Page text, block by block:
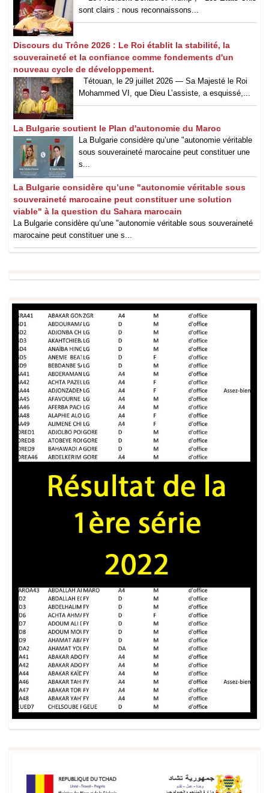
sont clairs : nous reconnaissons...
Discours du Trône 2026 : Le Roi établit la stabilité, la
souveraineté et la confiance comme fondements d'un
nouveau cycle de développement.
Tétouan, le 29 juillet 2026 — Sa Majesté le Roi
Mohammed VI, que Dieu L’assiste, a esquissé,...
La Bulgarie soutient le Plan d'autonomie du Maroc
La Bulgarie considère qu’une "autonomie véritable
sous souveraineté marocaine peut constituer une
s...
La Bulgarie considère qu’une "autonomie véritable sous
souveraineté marocaine peut constituer une solution
viable" à la question du Sahara marocain
La Bulgarie considère qu’une "autonomie véritable sous souveraineté
marocaine peut constituer une s...